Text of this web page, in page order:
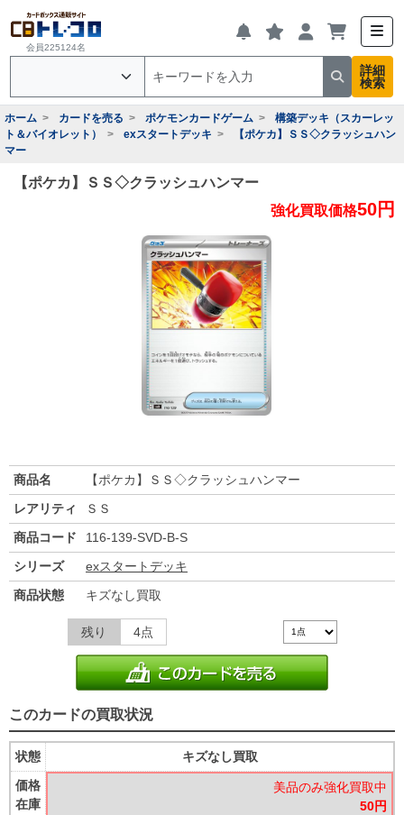
会員225124名
詳細
検索
ホーム カードを売る ポケモンカードゲーム
構築デッキ（スカーレッ
ト＆バイオレット）
exスタートデッキ
【ポケカ】ＳＳ◇クラッシュハン
マー
【ポケカ】ＳＳ◇クラッシュハンマー
強化買取価格50円
商品名
【ポケカ】ＳＳ◇クラッシュハンマー
レアリティ
ＳＳ
商品コード
116-139-SVD-B-S
シリーズ
exスタートデッキ
商品状態
キズなし買取
残り 4点
このカードの買取状況
状態
価格
在庫
キズなし買取
美品のみ強化買取中
50円